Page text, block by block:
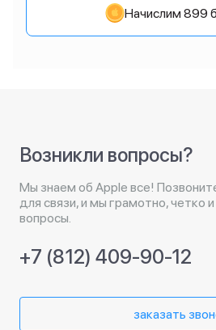
Начислим 899
Возникли вопросы?
Мы знаем об Apple все!
для связи, и мы грамотно, четко
вопросы.
+7 (812) 409-90-12
заказать